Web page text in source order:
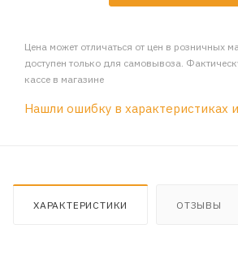
Цена может отличаться от цен в розничных
доступен только для самовывоза.
кассе в магазине
Нашли ошибку в характеристиках
ХАРАКТЕРИСТИКИ ОТЗЫВЫ